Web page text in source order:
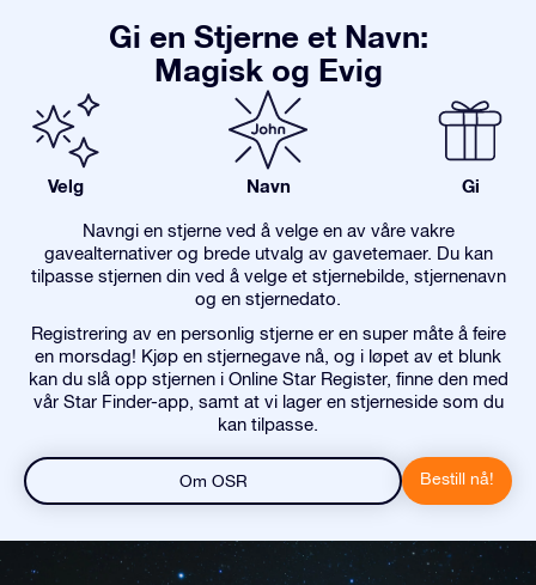
Gi en Stjerne et Navn:
Magisk og Evig
Velg Navn Gi
Navngi en stjerne ved å velge en av våre vakre
gavealternativer og brede utvalg av gavetemaer. Du kan
tilpasse stjernen din ved å velge et stjernebilde, stjernenavn
og en stjernedato.
Registrering av en personlig stjerne er en super måte å feire
en morsdag! Kjøp en stjernegave nå, og i løpet av et blunk
kan du slå opp stjernen i Online Star Register, finne den med
vår Star Finder-app, samt at vi lager en stjerneside som du
kan tilpasse.
Om OSR Bestill nå!